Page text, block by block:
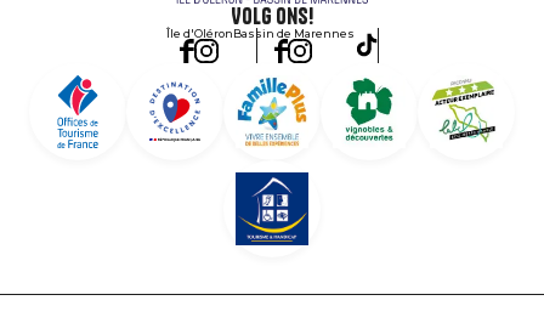
Volg ons!
Île d'OléronBassin de Marennes